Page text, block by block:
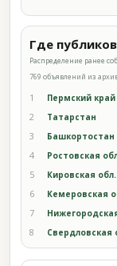
Где
Распределение ранее
769 объявлений из
1 Пермский край
2 Татарстан
3 Башкортостан
4 Ростовская
5 Кировская обл.
6 Кемеровская
7
8 Свердловская